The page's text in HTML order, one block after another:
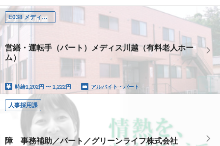
E038 メディス川越
営繕・運転手（パート）メディス川越（有料老人ホー
ム）
時給1,202円 〜 1,222円 アルバイト・パート
人事採用課
障 事務補助／パート／グリーンライフ株式会社